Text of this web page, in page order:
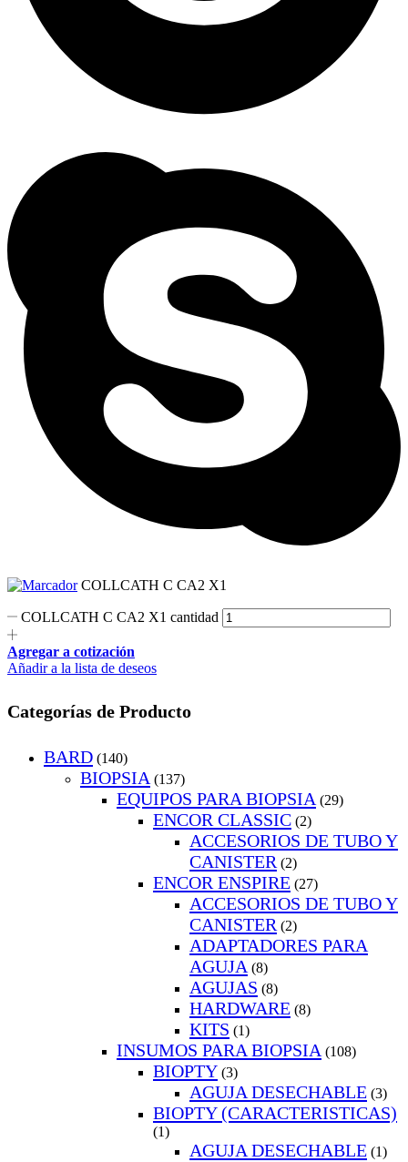
COLLCATH C CA2 X1
COLLCATH C CA2 X1 cantidad
Agregar a cotización
Añadir a la lista de deseos
Categorías de Producto
BARD (140)
BIOPSIA (137)
EQUIPOS PARA BIOPSIA (29)
ENCOR CLASSIC (2)
ACCESORIOS DE TUBO Y
CANISTER (2)
ENCOR ENSPIRE (27)
ACCESORIOS DE TUBO Y
CANISTER (2)
ADAPTADORES PARA
AGUJA (8)
AGUJAS (8)
HARDWARE (8)
KITS (1)
INSUMOS PARA BIOPSIA (108)
BIOPTY (3)
AGUJA DESECHABLE (3)
BIOPTY (CARACTERISTICAS)
(1)
AGUJA DESECHABLE (1)